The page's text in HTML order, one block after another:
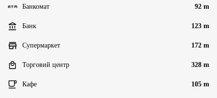
Банкомат 92 m
Банк 123 m
Супермаркет 172 m
Торговий центр 328 m
Кафе 105 m